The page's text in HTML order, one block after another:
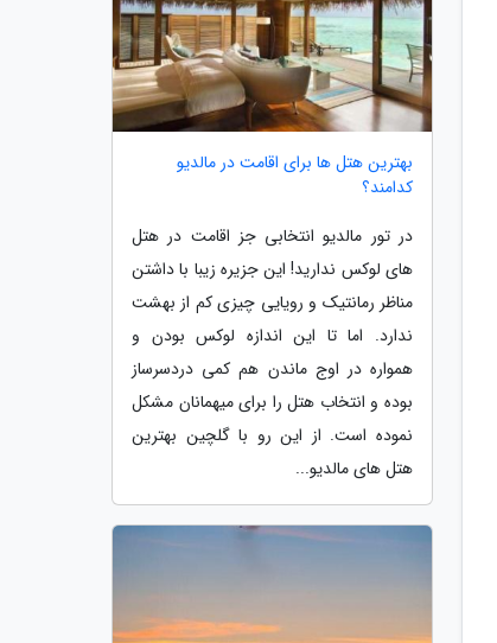
بهترین هتل ها برای اقامت در مالدیو
کدامند؟
در تور مالدیو انتخابی جز اقامت در هتل
های لوکس ندارید! این جزیره زیبا با داشتن
مناظر رمانتیک و رویایی چیزی کم از بهشت
ندارد. اما تا این اندازه لوکس بودن و
همواره در اوج ماندن هم کمی دردسرساز
بوده و انتخاب هتل را برای میهمانان مشکل
نموده است. از این رو با گلچین بهترین
هتل های مالدیو...